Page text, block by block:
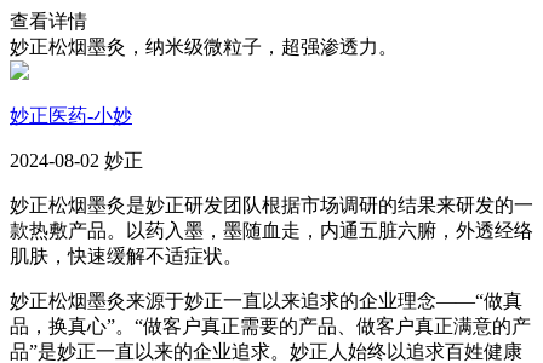
查看详情
妙正松烟墨灸，纳米级微粒子，超强渗透力。
妙正医药-小妙
2024-08-02 妙正
妙正松烟墨灸是妙正研发团队根据市场调研的结果来研发的一
款热敷产品。以药入墨，墨随血走，内通五脏六腑，外透经络
肌肤，快速缓解不适症状。
妙正松烟墨灸来源于妙正一直以来追求的企业理念——“做真
品，换真心”。“做客户真正需要的产品、做客户真正满意的产
品”是妙正一直以来的企业追求。妙正人始终以追求百姓健康